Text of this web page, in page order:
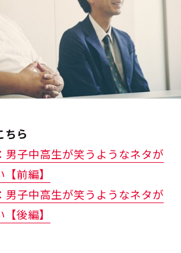
ちら
男子中高生が笑うようなネタが
前編】
男子中高生が笑うようなネタが
後編】